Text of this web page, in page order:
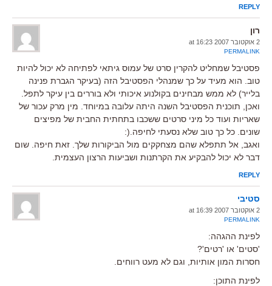
REPLY
רון
2 אוקטובר 2007 at 16:23
PERMALINK
פסטיבל שמחליט להקרין סרט של עמוס גיתאי לפתיחה לא יכול להיות
טוב. הוא מעיד על כך שמנהלי הפסטיבל הזה (בעיקר הגברת פנינה
בלייר) לא ממש מבחינים בקולנוע איכותי ולא בוררים בין עיקר לתפל.
ואכן, תוכנית הפסטיבל השנה היתה עלובה במיוחד. מין מרק עכור של
שאריות ועוד כל מיני סרטים ששכבו בתחתית החבית של מפיצים
שונים. כל כך טוב שלא נסעתי לחיפה.(:
ואגב, אל תתפלא שהם מצחקקים מול הביקורות שלך. זאת חיפה. שום
דבר לא יכול להבקיע את הקרתנות ושביעות הרצון העצמית.
REPLY
סטיבי
2 אוקטובר 2007 at 16:39
PERMALINK
לפינת ההגהה:
'סטים' או 'רטים'?
חסרות המון אותיות, וגם לא מעט רווחים.
לפינת התוכן: